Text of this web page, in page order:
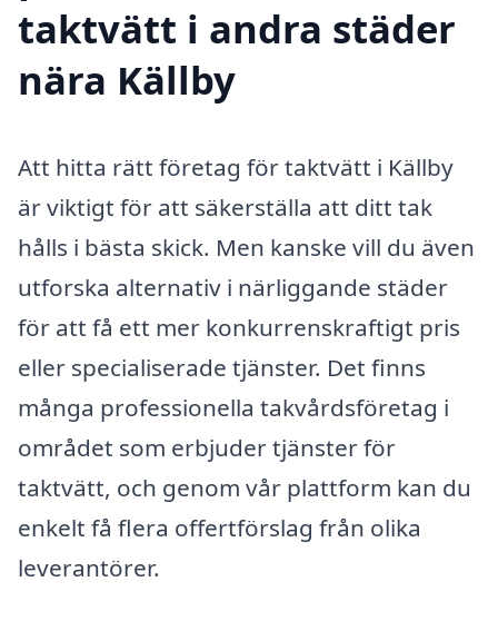
taktvätt i andra städer
nära Källby
Att hitta rätt företag för taktvätt i Källby
är viktigt för att säkerställa att ditt tak
hålls i bästa skick. Men kanske vill du även
utforska alternativ i närliggande städer
för att få ett mer konkurrenskraftigt pris
eller specialiserade tjänster. Det finns
många professionella takvårdsföretag i
området som erbjuder tjänster för
taktvätt, och genom vår plattform kan du
enkelt få flera offertförslag från olika
leverantörer.